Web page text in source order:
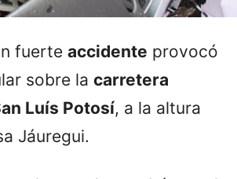
fuerte accidente provocó
sobre la carretera
Luís Potosí, a la altura
Jáuregui.